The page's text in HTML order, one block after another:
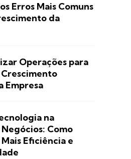
Erros Mais Comuns
da
Operações para
Empresa
na
Como
Eficiência e